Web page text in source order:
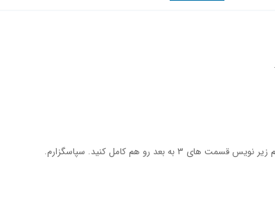
بعد رو هم کامل کنید. سپاسگزارم.